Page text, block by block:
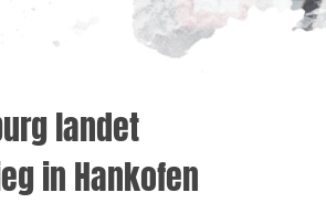
landet
in Hankofen